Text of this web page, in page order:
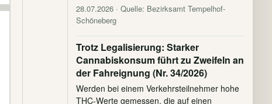
28.07.2026 · Quelle: Bezirksamt Tempelhof-
Schöneberg
Trotz Legalisierung: Starker
Cannabiskonsum führt zu Zweifeln an
der Fahreignung (Nr. 34/2026)
Werden bei einem Verkehrsteilnehmer hohe
THC-Werte gemessen, die auf einen